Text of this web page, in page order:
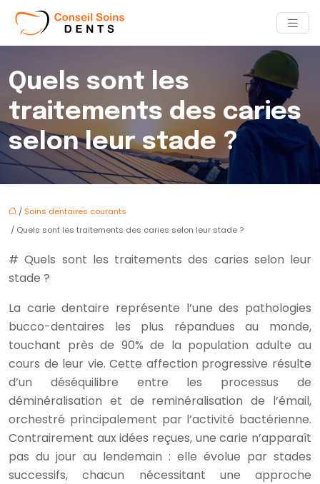
Quels sont les
traitements des caries
selon leur stade ?
/ Soins dentaires courants
/ Quels sont les traitements des caries selon leur stade ?
# Quels sont les traitements des caries selon leur
stade ?
La carie dentaire représente l’une des pathologies
bucco-dentaires les plus répandues au monde,
touchant près de 90% de la population adulte au
cours de leur vie. Cette affection progressive résulte
d’un déséquilibre entre les processus de
déminéralisation et de reminéralisation de l’émail,
orchestré principalement par l’activité bactérienne.
Contrairement aux idées reçues, une carie n’apparaît
pas du jour au lendemain : elle évolue par stades
successifs, chacun nécessitant une approche